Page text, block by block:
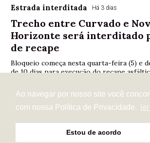
Ao navegar por nosso site você
com nossa Política de Privacidade.
Estou de acordo
Estrada interditada Há 3 dias
Trecho entre Curvado e
Horizonte será interditado
de recape
Bloqueio começa nesta quarta-feira (5) e
de 10 dias para execução do recape